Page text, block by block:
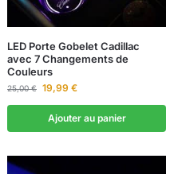
LED Porte Gobelet Cadillac
avec 7 Changements de
Couleurs
25,00€ 19,99 €
Ajouter au panier